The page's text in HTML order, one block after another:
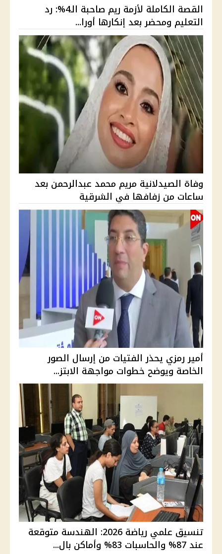
القصة الكاملة لأزمة ريم صاحبة الـ4%: رد
التعليم ومحضر بعد إنكارها أورا...
وفاة الصيدلانية مريم محمد عبدالرحمن بعد
ساعات من زفافها في الشرقية
أمير رمزي يحذر الفتيات من إرسال الصور
الخاصة ويوضح خطوات مواجهة الابتز...
تنسيق علمي رياضة 2026: الهندسة متوقعة
عند 87% والحاسبات 83% وأماكن بال...